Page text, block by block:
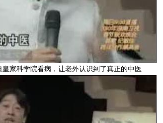
家科学院看病，让老外认识到了真正的中医